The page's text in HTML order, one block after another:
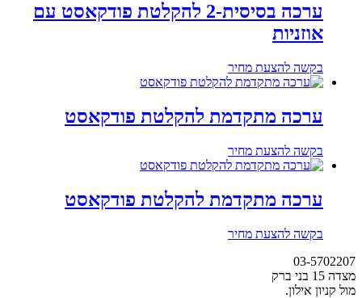
ערכה בסיסית-2 להקלטת פודקאסט עם
אוזניות
בקשה להצעת מחיר
ערכה מתקדמת להקלטת פודקאסט
בקשה להצעת מחיר
ערכה מתקדמת להקלטת פודקאסט
בקשה להצעת מחיר
03-5702207
מצדה 15 בני ברק
מול קניון אילון.